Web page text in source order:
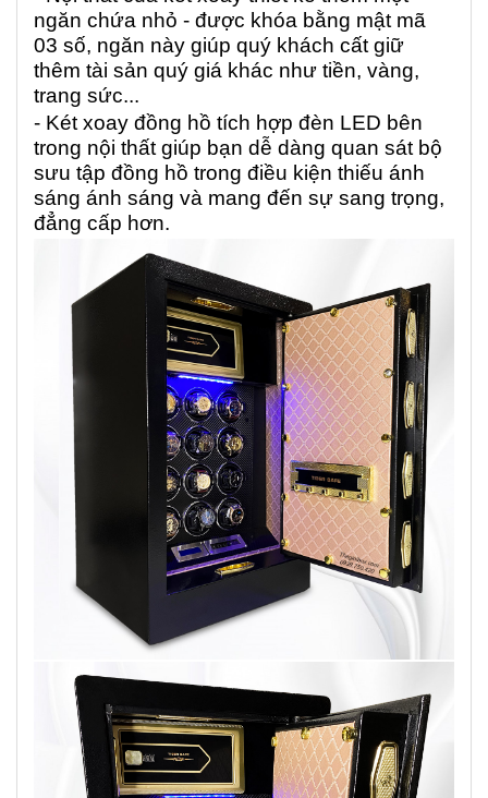
ngăn chứa nhỏ - được khóa bằng mật mã
03 số, ngăn này giúp quý khách cất giữ
thêm tài sản quý giá khác như tiền, vàng,
trang sức...
- Két xoay đồng hồ tích hợp đèn LED bên
trong nội thất giúp bạn dễ dàng quan sát bộ
sưu tập đồng hồ trong điều kiện thiếu ánh
sáng ánh sáng và mang đến sự sang trọng,
đẳng cấp hơn.